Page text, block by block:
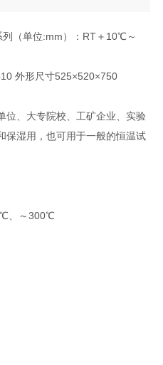
列（单位:mm）：RT＋10℃～
外形尺寸525×520×750
位、大专院校、工矿企业、实验
保湿用，也可用于一般的恒温试
、～300℃